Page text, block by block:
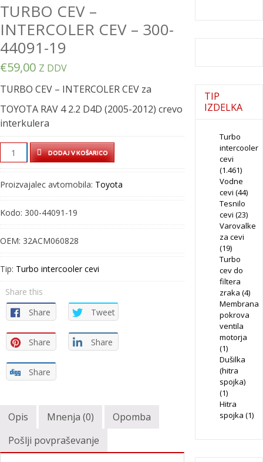
TURBO CEV –
INTERCOLER CEV – 300-
44091-19
€59,00 Z DDV
TURBO CEV – INTERCOLER CEV za
TOYOTA RAV 4 2.2 D4D (2005-2012) crevo
interkulera
TURBO
CEV
INTERCOLER
-
44091-
quantity
DODAJ V KOŠARICO
Proizvajalec avtomobila: Toyota
Kodo: 300-44091-19
OEM: 32ACM060828
Tip: Turbo intercooler cevi
Share this
Share
Tweet
Share Share
Share
Opis Mnenja (0)
Opomba
Pošlji povpraševanje
TIP
IZDELKA
Turbo
intercooler
cevi
(1.461)
Vodne
cevi (44)
Tesnilo
cevi (23)
Varovalke
za cevi
(19)
Turbo
cev do
filtera
zraka (4)
Membrana
pokrova
ventila
motorja
(1)
Dušilka
(hitra
spojka)
(1)
Hitra
spojka (1)